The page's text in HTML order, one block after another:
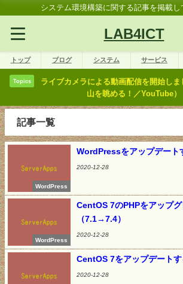
システム環境構築に関する記事を掲載し
LAB4ICT
トップ ブログ システム サービス
Topics
ライブカメラによる動画配信を開始し
山を眺める！／YouTube）
記事一覧
WordPress
WordPressをアップデート
2020-12-28
WordPress
CentOS 7のPHPをアップグ
（7.1→7.4）
2020-12-28
CentOS 7をアップデート
2020-12-28